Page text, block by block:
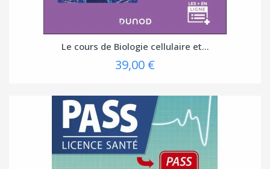
Le cours de Biologie cellulaire et...
39,00 €